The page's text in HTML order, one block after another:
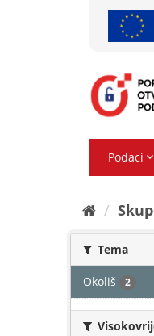
Tema
Okoliš 2